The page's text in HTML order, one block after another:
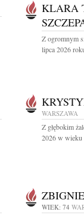
KLARA
Z ogromnym
lipca 2026
WARSZAWA
Z głębokim
2026 w wieku
WIEK: 74